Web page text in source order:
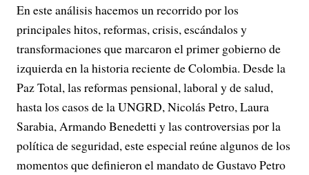
En este análisis hacemos un recorrido por los
principales hitos, reformas, crisis, escándalos y
transformaciones que marcaron el primer gobierno de
izquierda en la historia reciente de Colombia. Desde la
Paz Total, las reformas pensional, laboral y de salud,
hasta los casos de la UNGRD, Nicolás Petro, Laura
Sarabia, Armando Benedetti y las controversias por la
política de seguridad, este especial reúne algunos de los
momentos que definieron el mandato de Gustavo Petro